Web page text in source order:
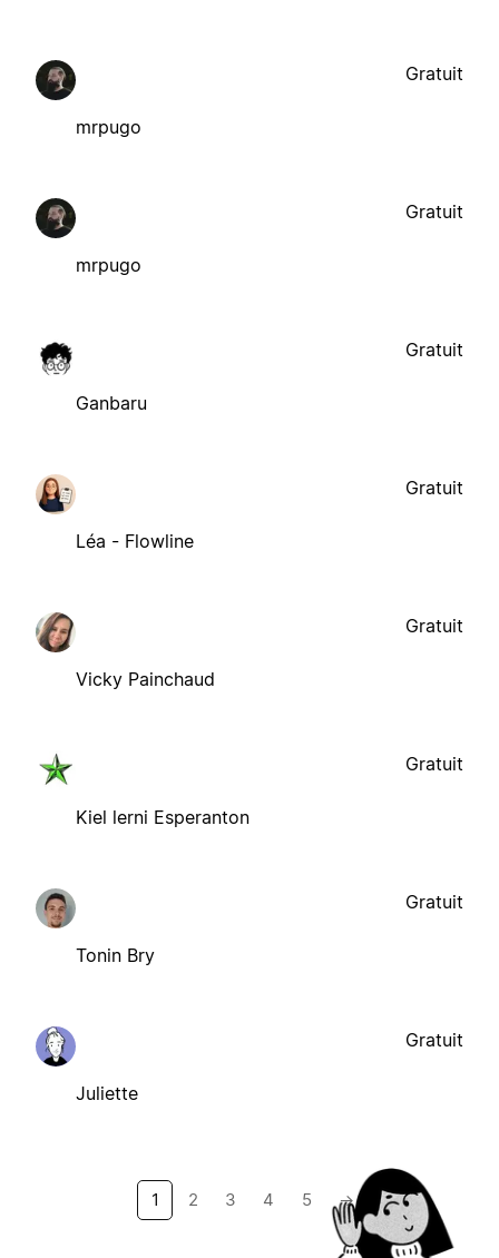
mrpugo
Gratuit
mrpugo
Gratuit
Ganbaru
Gratuit
Léa - Flowline
Gratuit
Vicky Painchaud
Gratuit
Kiel lerni Esperanton
Gratuit
Tonin Bry
Gratuit
Juliette
Gratuit
1 2 3 4 5 →